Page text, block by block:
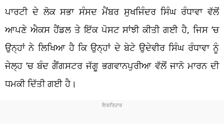
ਪਾਰਟੀ ਦੇ ਲੋਕ ਸਭਾ ਸੰਸਦ ਮੈਂਬਰ ਸੁਖਜਿੰਦਰ ਸਿੰਘ ਰੰਧਾਵਾ ਵੱਲੋਂ
ਆਪਣੇ ਐਕਸ ਹੈਂਡਲ ਤੇ ਇੱਕ ਪੋਸਟ ਸਾਂਝੀ ਕੀਤੀ ਗਈ ਹੈ, ਜਿਸ ‘ਚ
ਉਨ੍ਹਾਂ ਨੇ ਲਿਖਿਆ ਹੈ ਕਿ ਉਨ੍ਹਾਂ ਦੇ ਬੇਟੇ ਉਦੇਵੀਰ ਸਿੰਘ ਰੰਧਾਵਾ ਨੂੰ
ਜੇਲ੍ਹ ‘ਚ ਬੰਦ ਗੈਂਗਸਟਰ ਜੱਗੂ ਭਗਵਾਨਪੁਰੀਆ ਵੱਲੋਂ ਜਾਨੋ ਮਾਰਨ ਦੀ
ਧਮਕੀ ਦਿੱਤੀ ਗਈ ਹੈ।